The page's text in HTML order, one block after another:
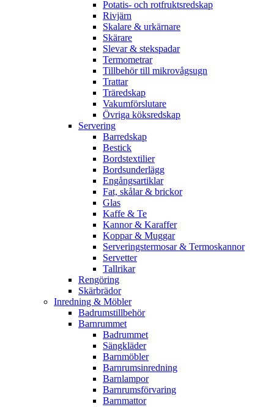
Potatis- och rotfruktsredskap
Rivjärn
Skalare & urkärnare
Skärare
Slevar & stekspadar
Termometrar
Tillbehör till mikrovågsugn
Trattar
Träredskap
Vakumförslutare
Övriga köksredskap
Servering
Barredskap
Bestick
Bordstextilier
Bordsunderlägg
Engångsartiklar
Fat, skålar & brickor
Glas
Kaffe & Te
Kannor & Karaffer
Koppar & Muggar
Serveringstermosar & Termoskannor
Servetter
Tallrikar
Rengöring
Skärbrädor
Inredning & Möbler
Badrumstillbehör
Barnrummet
Badrummet
Sängkläder
Barnmöbler
Barnrumsinredning
Barnlampor
Barnrumsförvaring
Barnmattor